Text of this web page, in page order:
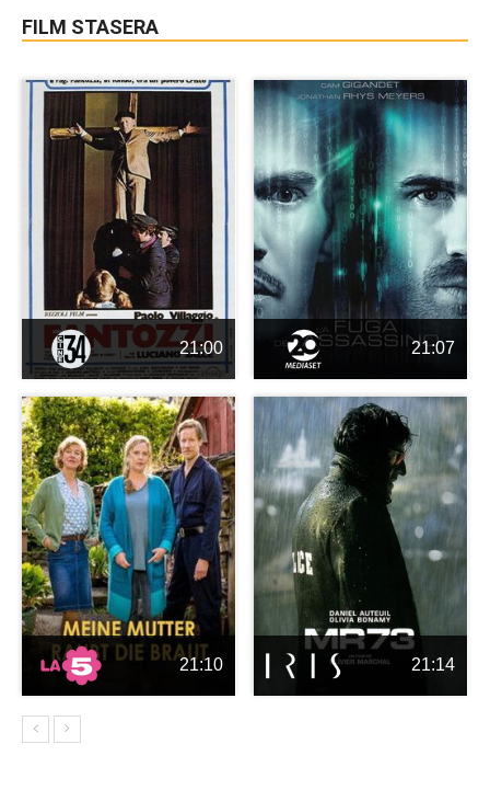
FILM STASERA
21:00 21:07
21:10 21:14